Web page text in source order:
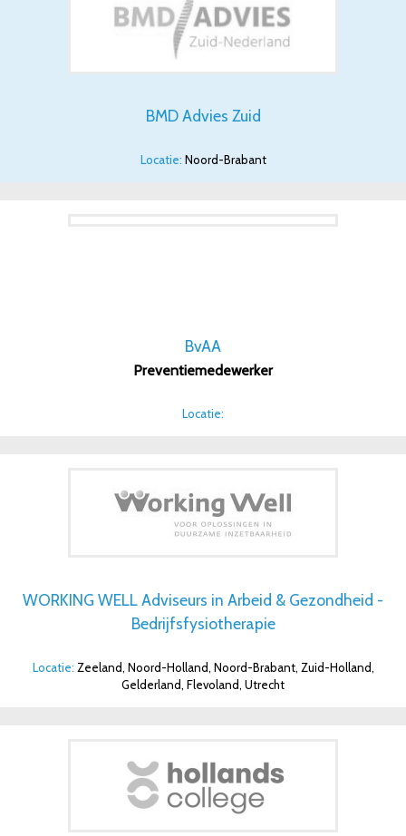
BMD Advies Zuid
Locatie: Noord-Brabant
BvAA
Preventiemedewerker
Locatie:
WORKING WELL Adviseurs in Arbeid & Gezondheid -
Bedrijfsfysiotherapie
Locatie: Zeeland, Noord-Holland, Noord-Brabant, Zuid-Holland,
Gelderland, Flevoland, Utrecht